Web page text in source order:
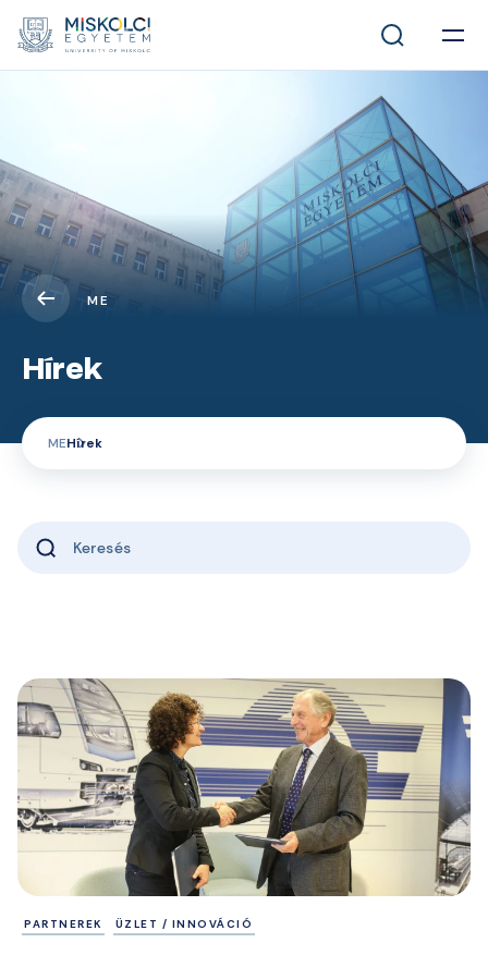
ME
Hírek
MEHírek
PARTNEREK ÜZLET / INNOVÁCIÓ